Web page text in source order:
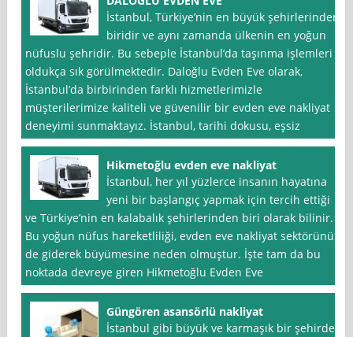
İstanbul, Türkiye’nin en büyük şehirlerinden
biridir ve aynı zamanda ülkenin en yoğun
nüfuslu şehridir. Bu sebeple İstanbul’da taşınma işlemleri
oldukça sık görülmektedir. Daloğlu Evden Eve olarak,
İstanbul’da birbirinden farklı hizmetlerimizle
müşterilerimize kaliteli ve güvenilir bir evden eve nakliyat
deneyimi sunmaktayız. İstanbul, tarihi dokusu, eşsiz
Hikmetoğlu evden eve nakliyat
İstanbul, her yıl yüzlerce insanın hayatına
yeni bir başlangıç yapmak için tercih ettiği
ve Türkiye’nin en kalabalık şehirlerinden biri olarak bilinir.
Bu yoğun nüfus hareketliliği, evden eve nakliyat sektörünün
de giderek büyümesine neden olmuştur. İşte tam da bu
noktada devreye giren Hikmetoğlu Evden Eve
Güngören asansörlü nakliyat
İstanbul gibi büyük ve karmaşık bir şehirde